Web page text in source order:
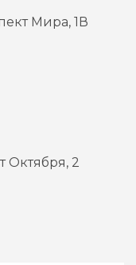
Мира, 1В
Октября, 2